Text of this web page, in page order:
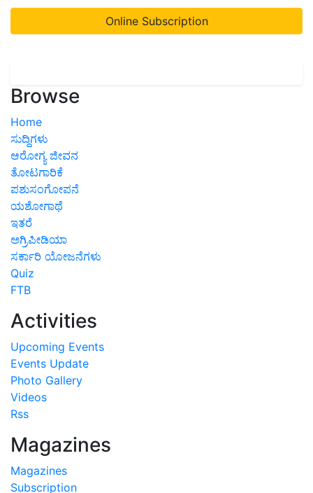
Online Subscription
Browse
Home
ಸುದ್ದಿಗಳು
ಆರೋಗ್ಯ ಜೀವನ
ತೋಟಗಾರಿಕೆ
ಪಶುಸಂಗೋಪನೆ
ಯಶೋಗಾಥೆ
ಇತರೆ
ಅಗ್ರಿಪೀಡಿಯಾ
ಸರ್ಕಾರಿ ಯೋಜನೆಗಳು
Quiz
FTB
Activities
Upcoming Events
Events Update
Photo Gallery
Videos
Rss
Magazines
Magazines
Subscription